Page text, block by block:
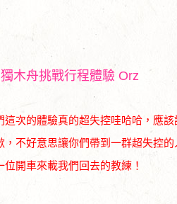
木舟挑戰行程體驗 Orz
這次的體驗真的超失控哇哈哈，應
不好意思讓你們帶到一群超失控的
開車來載我們回去的教練！